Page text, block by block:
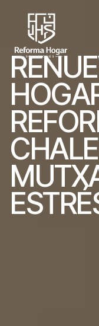
RENUE
HOGA
REFOR
CHALE
MUTX
ESTRÉ